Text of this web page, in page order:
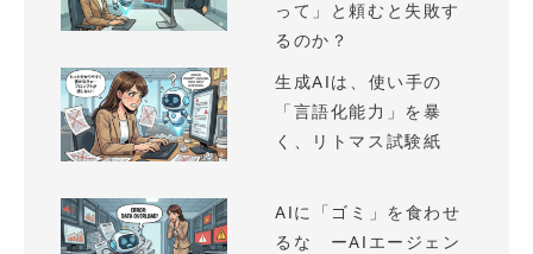
って」と頼むと失敗す
るのか？
生成AIは、使い手の
「言語化能力」を暴
く、リトマス試験紙
AIに「ゴミ」を食わせ
るな ーAIエージェン